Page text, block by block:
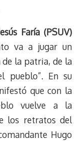
Faría (PSUV)
va a jugar un
de la patria, de la
pueblo”. En su
que con la
vuelve a la
los retratos del
Hugo